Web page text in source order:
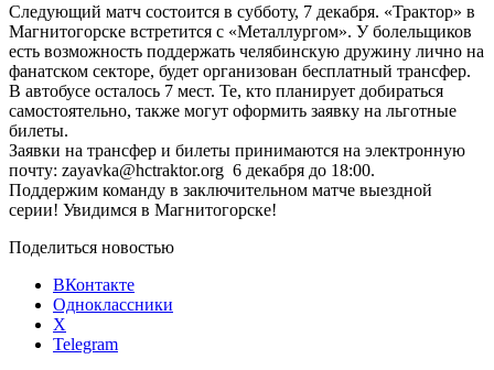
Следующий матч состоится в субботу, 7 декабря. «Трактор» в
Магнитогорске встретится с «Металлургом». У болельщиков
есть возможность поддержать челябинскую дружину лично на
фанатском секторе, будет организован бесплатный трансфер.
В автобусе осталось 7 мест. Те, кто планирует добираться
самостоятельно, также могут оформить заявку на льготные
билеты.
Заявки на трансфер и билеты принимаются на электронную
почту: zayavka@hctraktor.org 6 декабря до 18:00.
Поддержим команду в заключительном матче выездной
серии! Увидимся в Магнитогорске!
Поделиться новостью
ВКонтакте
Одноклассники
X
Telegram